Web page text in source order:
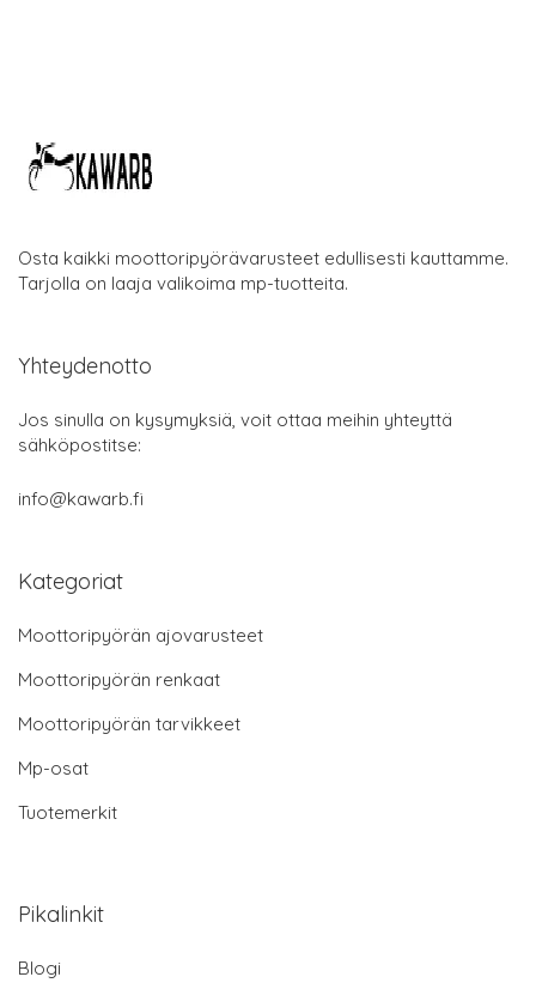
Osta kaikki moottoripyörävarusteet edullisesti kauttamme.
Tarjolla on laaja valikoima mp-tuotteita.
Yhteydenotto
Jos sinulla on kysymyksiä, voit ottaa meihin yhteyttä
sähköpostitse:
info@kawarb.fi
Kategoriat
Moottoripyörän ajovarusteet
Moottoripyörän renkaat
Moottoripyörän tarvikkeet
Mp-osat
Tuotemerkit
Pikalinkit
Blogi